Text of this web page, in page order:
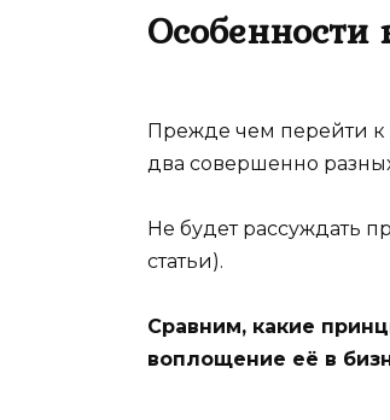
Особенности
Прежде чем перейти к
два совершенно
Не будет рассуждать
статьи).
Сравним, какие
воплощение её в